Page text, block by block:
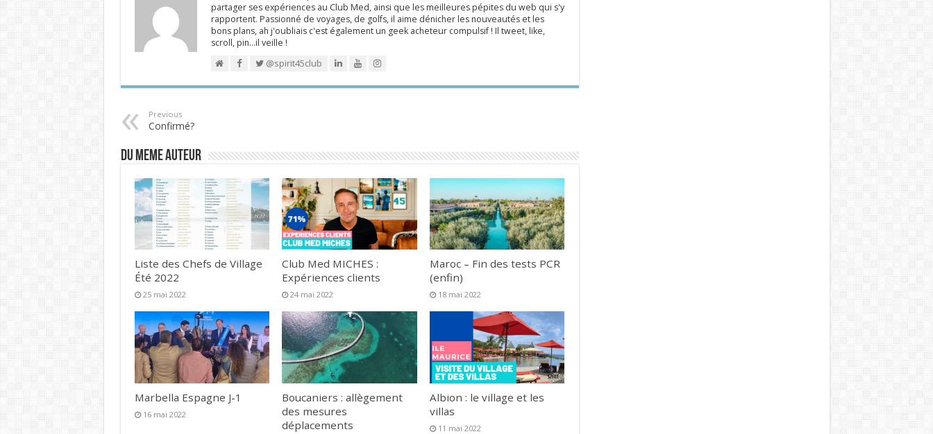
partager ses expériences au Club Med, ainsi que les meilleures pépites du web qui s'y
rapportent. Passionné de voyages, de golfs, il aime dénicher les nouveautés et les
bons plans, ah j'oubliais c'est également un geek acheteur compulsif ! Il tweet, like,
scroll, pin…il veille !
@spirit45club
Previous
Confirmé?
DU MEME AUTEUR
Liste des Chefs de Village
Été 2022
25 mai 2022
Club Med MICHES :
Expériences clients
24 mai 2022
Maroc – Fin des tests PCR
(enfin)
18 mai 2022
Marbella Espagne J-1
16 mai 2022
Boucaniers : allègement
des mesures
déplacements
Albion : le village et les
villas
11 mai 2022